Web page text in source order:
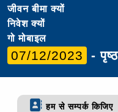
जीवन बीमा क्यों
निवेश क्यों
गो मोबाइल
07/12/2023 -
हम से सम्पर्क किजिए